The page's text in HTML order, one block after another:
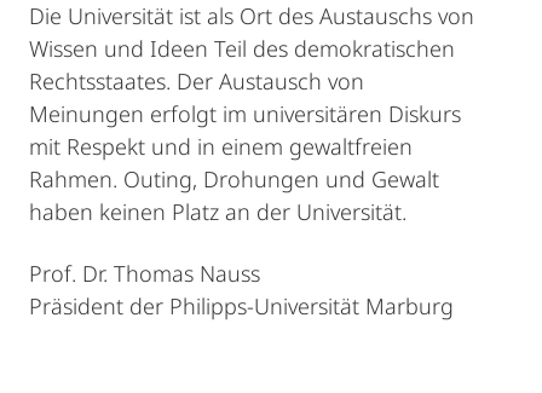
Die Universität ist als Ort des Austauschs von
Wissen und Ideen Teil des demokratischen
Rechtsstaates. Der Austausch von
Meinungen erfolgt im universitären Diskurs
mit Respekt und in einem gewaltfreien
Rahmen. Outing, Drohungen und Gewalt
haben keinen Platz an der Universität.
Prof. Dr. Thomas Nauss
Präsident der Philipps-Universität Marburg